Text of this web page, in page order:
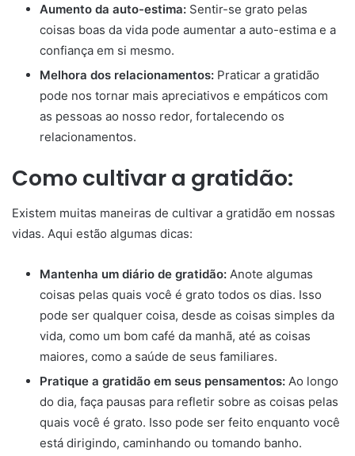
Aumento da auto-estima: Sentir-se grato pelas
coisas boas da vida pode aumentar a auto-estima e a
confiança em si mesmo.
Melhora dos relacionamentos: Praticar a gratidão
pode nos tornar mais apreciativos e empáticos com
as pessoas ao nosso redor, fortalecendo os
relacionamentos.
Como cultivar a gratidão:
Existem muitas maneiras de cultivar a gratidão em nossas
vidas. Aqui estão algumas dicas:
Mantenha um diário de gratidão: Anote algumas
coisas pelas quais você é grato todos os dias. Isso
pode ser qualquer coisa, desde as coisas simples da
vida, como um bom café da manhã, até as coisas
maiores, como a saúde de seus familiares.
Pratique a gratidão em seus pensamentos: Ao longo
do dia, faça pausas para refletir sobre as coisas pelas
quais você é grato. Isso pode ser feito enquanto você
está dirigindo, caminhando ou tomando banho.